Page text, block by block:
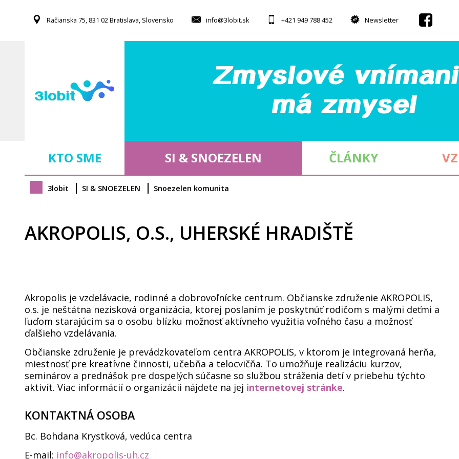
Račianska 75, 831 02 Bratislava, Slovensko info@3lobit.sk +421 949 788 452 Newsletter
KTO SME SI & SNOEZELEN ČLÁNKY
3lobit SI & SNOEZELEN Snoezelen komunita
AKROPOLIS, O.S., UHERSKÉ HRADIŠTĚ
Akropolis je vzdelávacie, rodinné a dobrovoľnícke centrum. Občianske združenie AKROPOLIS,
o.s. je neštátna nezisková organizácia, ktorej poslaním je poskytnúť rodičom s malými deťmi a
ľuďom starajúcim sa o osobu blízku možnosť aktívneho využitia voľného času a možnosť
ďalšieho vzdelávania.
Občianske združenie je prevádzkovateľom centra AKROPOLIS, v ktorom je integrovaná herňa,
miestnosť pre kreatívne činnosti, učebňa a telocvičňa. To umožňuje realizáciu kurzov,
seminárov a prednášok pre dospelých súčasne so službou stráženia detí v priebehu týchto
aktivít. Viac informácií o organizácii nájdete na jej internetovej stránke.
KONTAKTNÁ OSOBA
Bc. Bohdana Krystková, vedúca centra
E-mail: info@akropolis-uh.cz